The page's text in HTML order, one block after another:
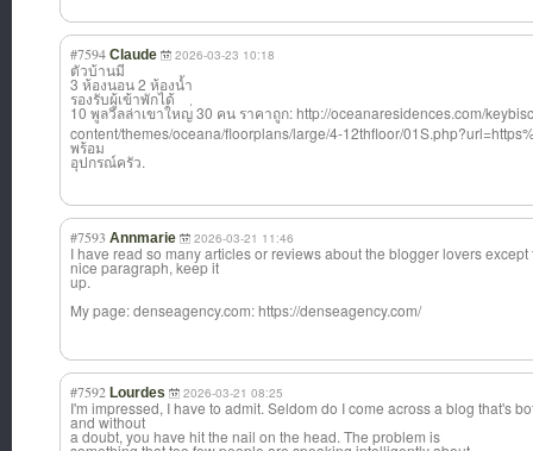
#7594 Claude 2026-03-23 10:18
ตัวบ้านมี
3 ห้องนอน 2 ห้องน้ำ
รองรับผู้เข้าพักได้
10 พูลวิลล่าเขาใหญ 30 คน ราคาถูก: http://oceanaresidences.com/
content/themes/oceana/floorplans/large/4-12thfloor/
พร้อม
อุปกรณ์ครัว.
#7593 Annmarie 2026-03-21 11:46
I have read so many articles or reviews about the blogger lovers
nice paragraph, keep it
up.
My page: denseagency.com: https://denseagency.com/
#7592 Lourdes 2026-03-21 08:25
I'm impressed, I have to admit. Seldom do I come across a blog that's
and without
a doubt, you have hit the nail on the head. The problem is